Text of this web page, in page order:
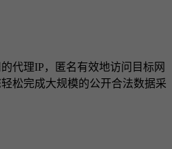
代理IP，匿名有效地访问目标网
松完成大规模的公开合法数据采